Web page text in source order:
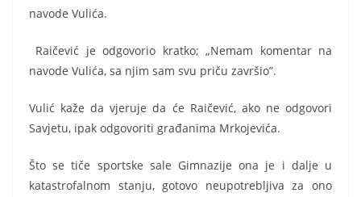
navode Vulića.
Raičević je odgovorio kratko; „Nemam komentar na
navode Vulića, sa njim sam svu priču završio”.
Vulić kaže da vjeruje da će Raičević, ako ne odgovori
Savjetu, ipak odgovoriti građanima Mrkojevića.
Što se tiče sportske sale Gimnazije ona je i dalje u
katastrofalnom stanju, gotovo neupotrebljiva za ono